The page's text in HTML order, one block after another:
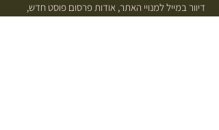
דיוור במייל למנויי האתר, אודות פרסום פוסט חדש,